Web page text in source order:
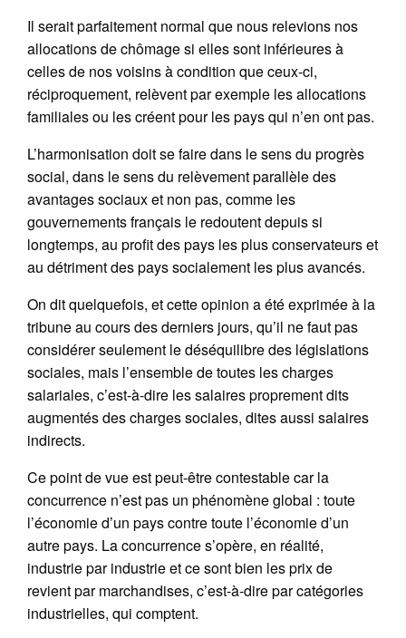
Il serait parfaitement normal que nous relevions nos
allocations de chômage si elles sont inférieures à
celles de nos voisins à condition que ceux-ci,
réciproquement, relèvent par exemple les allocations
familiales ou les créent pour les pays qui n’en ont pas.
L’harmonisation doit se faire dans le sens du progrès
social, dans le sens du relèvement parallèle des
avantages sociaux et non pas, comme les
gouvernements français le redoutent depuis si
longtemps, au profit des pays les plus conservateurs et
au détriment des pays socialement les plus avancés.
On dit quelquefois, et cette opinion a été exprimée à la
tribune au cours des derniers jours, qu’il ne faut pas
considérer seulement le déséquilibre des législations
sociales, mais l’ensemble de toutes les charges
salariales, c’est-à-dire les salaires proprement dits
augmentés des charges sociales, dites aussi salaires
indirects.
Ce point de vue est peut-être contestable car la
concurrence n’est pas un phénomène global : toute
l’économie d’un pays contre toute l’économie d’un
autre pays. La concurrence s’opère, en réalité,
industrie par industrie et ce sont bien les prix de
revient par marchandises, c’est-à-dire par catégories
industrielles, qui comptent.